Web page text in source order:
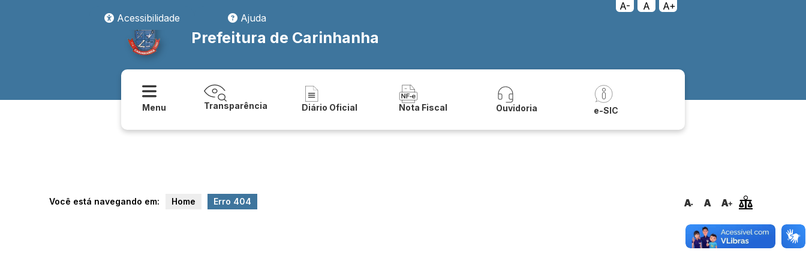
A- A
A+
Acessibilidade
Ajuda
Prefeitura de Carinhanha
Menu Transparência Diário Oficial Nota Fiscal Ouvidoria e-SIC
Você está navegando em: Home Erro 404